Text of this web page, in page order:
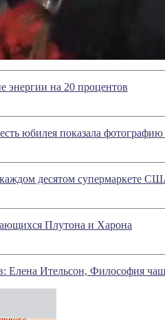
энергии на 20 процентов
юбилея показала
десятом супермаркете
Плутона и Харона
Елена Ительсон, Философия